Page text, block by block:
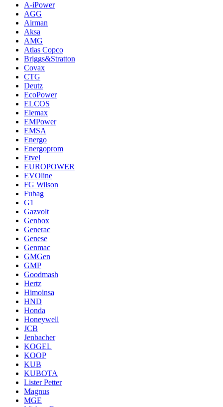
A-iPower
AGG
Airman
Aksa
AMG
Atlas Copco
Briggs&Stratton
Covax
CTG
Deutz
EcoPower
ELCOS
Elemax
EMPower
EMSA
Energo
Energoprom
Etvel
EUROPOWER
EVOline
FG Wilson
Fubag
G1
Gazvolt
Genbox
Generac
Genese
Genmac
GMGen
GMP
Goodmash
Hertz
Himoinsa
HND
Honda
Honeywell
JCB
Jenbacher
KOGEL
KOOP
KUB
KUBOTA
Lister Petter
Magnus
MGE